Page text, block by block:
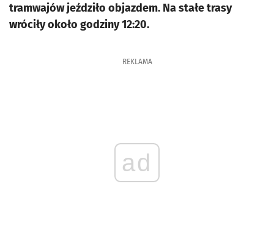
tramwajów jeździło objazdem. Na stałe trasy
wróciły około godziny 12:20.
REKLAMA
ad